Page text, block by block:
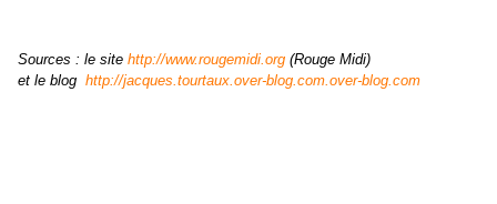
Sources : le site http://www.rougemidi.org (Rouge Midi)
et le blog http://jacques.tourtaux.over-blog.com.over-blog.com